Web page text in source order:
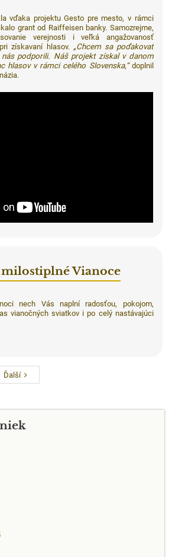
vďaka projektu Gesto pre mesto, v rámci
grant od Raiffeisen banky. Samozrejme,
verejnosti i veľká angažovanosť
získavaní hlasov. „Chcem sa poďakovať
podporili. Náš projekt získal v danom
hlasov v rámci celého Slovenska,“ doplnil
milostiplné Vianoce
nech Vás naplní radosťou, pokojom,
vianočných sviatkov i po celý nastávajúci
Ďalší